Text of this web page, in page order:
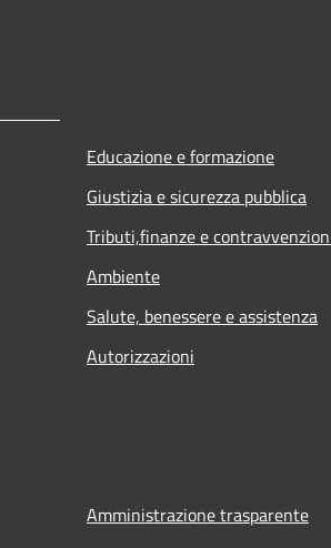
Educazione e formazione
Giustizia e sicurezza pubblica
Tributi,finanze e
Ambiente
Salute, benessere e assistenza
Autorizzazioni
Amministrazione trasparente